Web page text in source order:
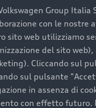
di
è una decisione
la garanzia inclusa e
Group
con le nostre
sito web utilizziamo
del sito
Cliccando sul
sul pulsante
in assenza di
con effetto futuro.